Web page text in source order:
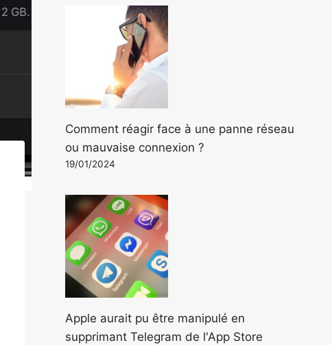
Comment réagir face à une panne réseau
ou mauvaise connexion ?
19/01/2024
Apple aurait pu être manipulé en
supprimant Telegram de l'App Store